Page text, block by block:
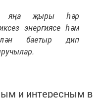
яңа җыры һәр
энергиясе һәм
баетыр дип
и интересным в